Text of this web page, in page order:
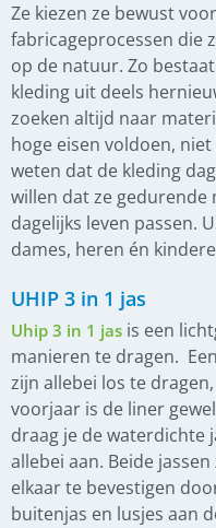
Ze kiezen ze bewust
fabricageprocessen die
op de natuur. Zo
kleding uit deels
zoeken altijd naar
hoge eisen voldoen,
weten dat de kleding
willen dat ze
dagelijks leven passen.
dames, heren én
UHIP 3 in 1 jas
Uhip 3 in 1 jas is een
manieren te dragen.
zijn allebei los te
voorjaar is de liner
draag je de waterdichte
allebei aan. Beide
elkaar te bevestigen
buitenjas en lusjes aan